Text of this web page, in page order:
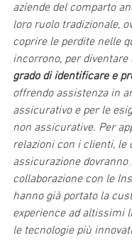
aziende del comparto
loro ruolo tradizionale,
coprire le perdite nelle
incorrono, per diventare
grado di identificare e
offrendo assistenza in
assicurativo e per le
non assicurative. Per
relazioni con i clienti, le
assicurazione
collaborazione con le
hanno già portato la
experience ad altissimi
le tecnologie più